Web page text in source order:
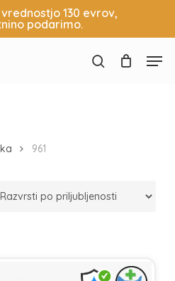
130 evrov,
podarimo.
search
961
Menu